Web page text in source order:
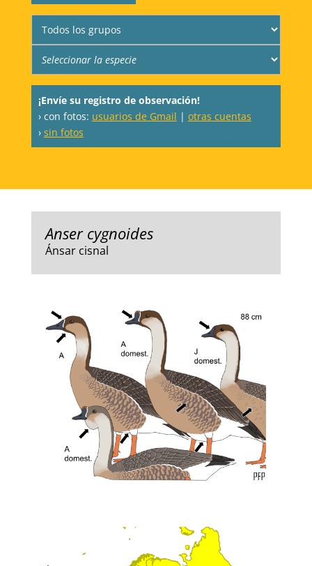
¡Envíe su registro de observación!
› con fotos: usuarios de Gmail | otras cuentas
› sin fotos
Anser cygnoides
Ánsar cisnal